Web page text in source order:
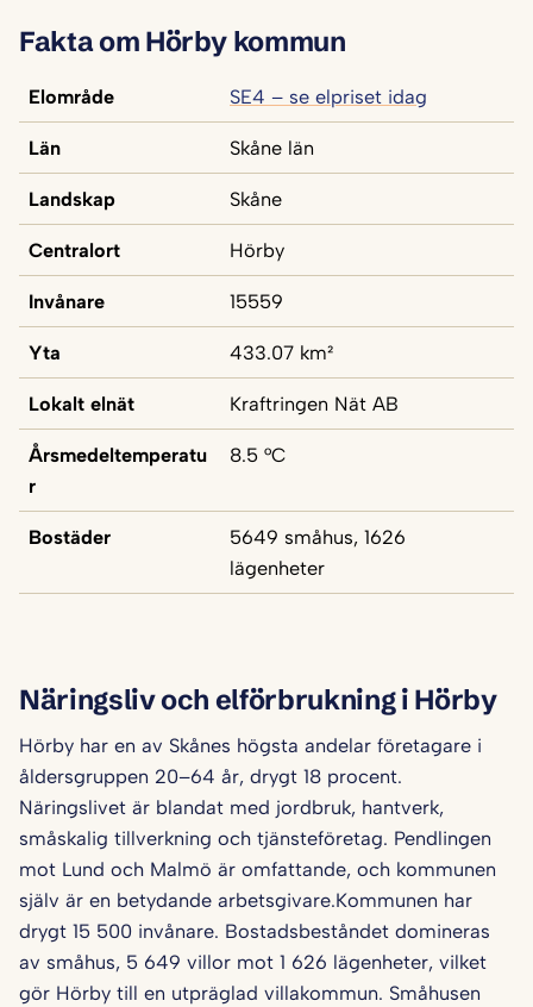
Fakta om Hörby kommun
Elområde SE4 – se elpriset idag
Län Skåne län
Landskap Skåne
Centralort Hörby
Invånare 15559
Yta 433.07 km²
Lokalt elnät Kraftringen Nät AB
Årsmedeltemperatu
r
8.5 °C
Bostäder
5649 småhus, 1626
lägenheter
Näringsliv och elförbrukning i Hörby
Hörby har en av Skånes högsta andelar företagare i
åldersgruppen 20–64 år, drygt 18 procent.
Näringslivet är blandat med jordbruk, hantverk,
småskalig tillverkning och tjänsteföretag. Pendlingen
mot Lund och Malmö är omfattande, och kommunen
själv är en betydande arbetsgivare.Kommunen har
drygt 15 500 invånare. Bostadsbeståndet domineras
av småhus, 5 649 villor mot 1 626 lägenheter, vilket
gör Hörby till en utpräglad villakommun. Småhusen